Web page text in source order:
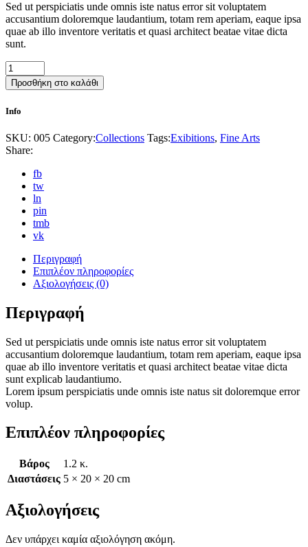
Sed ut perspiciatis unde omnis iste natus error sit voluptatem
accusantium doloremque laudantium, totam rem aperiam, eaque ipsa
quae ab illo inventore veritatis et quasi architect beatae vitae dicta
sunt.
Lucia
Terchan
quantity
Προσθήκη στο καλάθι
Info
SKU: 005 Category:Collections Tags:Exibitions, Fine Arts
Share:
fb
tw
ln
pin
tmb
vk
Περιγραφή
Επιπλέον πληροφορίες
Αξιολογήσεις (0)
Περιγραφή
Sed ut perspiciatis unde omnis iste natus error sit voluptatem
accusantium doloremque laudantium, totam rem aperiam, eaque ipsa
quae ab illo inventore veritatis et quasi architect beatae vitae dicta
sunt explicab laudantiumo.
Lorem ipsum perspiciatis unde omnis iste natus sit doloremque error
volup.
Επιπλέον πληροφορίες
Βάρος
1.2 κ.
Διαστάσεις 5 × 20 × 20 cm
Αξιολογήσεις
Δεν υπάρχει καμία αξιολόγηση ακόμη.